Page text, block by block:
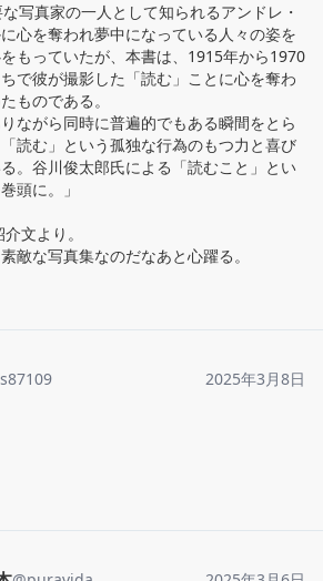
な写真家の一人として知られるアンドレ・
心を奪われ夢中になっている人々の姿を
もっていたが、本書は、1915年から1970
で彼が撮影した「読む」ことに心を奪わ
ものである。
ながら同時に普遍的でもある瞬間をとら
読む」という孤独な行為のもつ力と喜び
。谷川俊太郎氏による「読むこと」とい
頭に。」
文より。
敵な写真集なのだなあと心躍る。
2025年3月8日